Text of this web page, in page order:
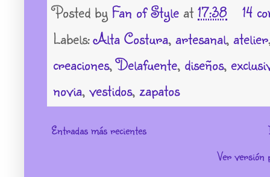
Posted by Fan of Style at 17:38
14
Labels:Alta Costura, artesanal, atelier
creaciones,Delafuente, diseños,
novia, vestidos, zapatos
Entradas más recientes
Ver versión